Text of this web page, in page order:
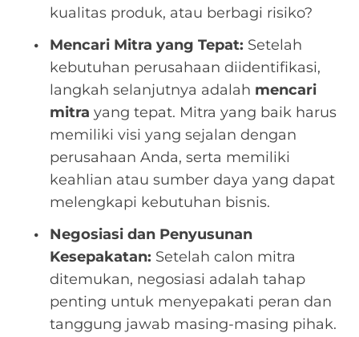
kualitas produk, atau berbagi risiko?
Mencari Mitra yang Tepat: Setelah
kebutuhan perusahaan diidentifikasi,
langkah selanjutnya adalah mencari
mitra yang tepat. Mitra yang baik harus
memiliki visi yang sejalan dengan
perusahaan Anda, serta memiliki
keahlian atau sumber daya yang dapat
melengkapi kebutuhan bisnis.
Negosiasi dan Penyusunan
Kesepakatan: Setelah calon mitra
ditemukan, negosiasi adalah tahap
penting untuk menyepakati peran dan
tanggung jawab masing-masing pihak.